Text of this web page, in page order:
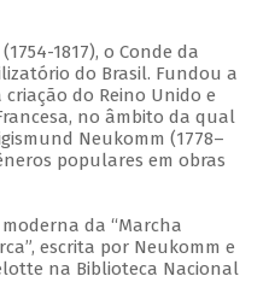
1817), o Conde da
do Brasil. Fundou a
criação do Reino Unido e
no âmbito da qual
Neukomm (1778–
populares em obras
da “Marcha
escrita por Neukomm e
na Biblioteca Nacional